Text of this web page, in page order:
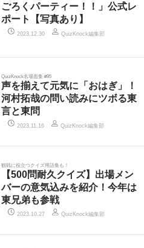
ごろくパーティー！！」公式レ
ポート【写真あり】
2023.12.30 QuizKnock編集部
QuizKnock名場面集 #95
声を揃えて元気に「おはぎ」！
河村拓哉の問い読みにツボる東
言と東問
2023.11.16 QuizKnock編集部
観戦に役立つクイズ用語集も！
【500問耐久クイズ】出場メン
バーの意気込みを紹介！今年は
東兄弟も参戦
2023.10.27 QuizKnock編集部